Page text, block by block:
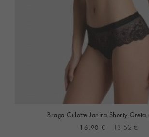
Braga Culotte Janira Shorty Greta
16,90 € 13,52 €